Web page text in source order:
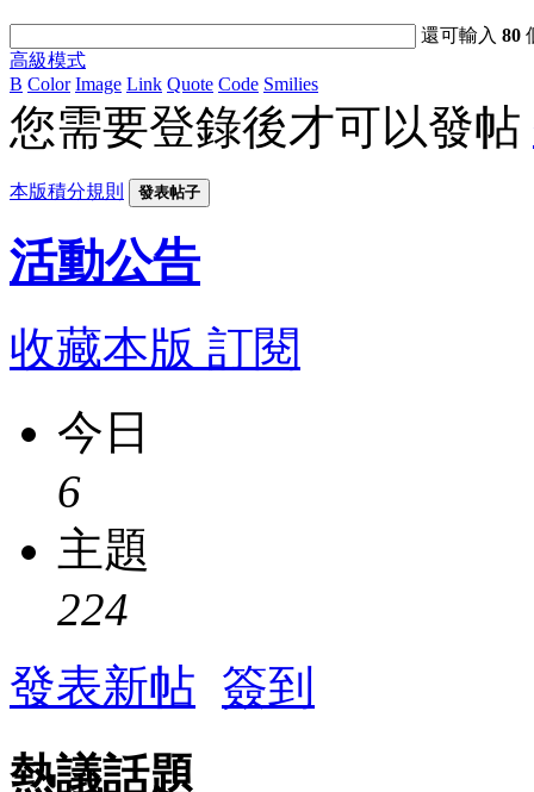
還可輸入80
高級模式
B Color Image Link Quote Code Smilies
您需要登錄後才可以發帖
本版積分規則 發表帖子
活動公告
收藏本版 訂閱
今日
6
主題
224
發表新帖 簽到
熱議話題